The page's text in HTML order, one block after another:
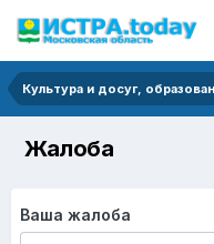
Культура и досуг,
Жалоба
Ваша жалоба